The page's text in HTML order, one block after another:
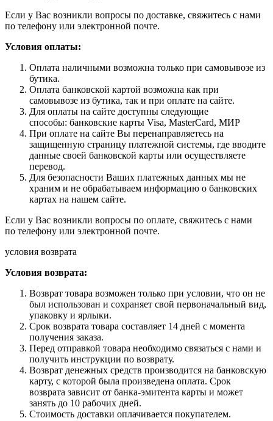
Если у Вас возникли вопросы по доставке, свяжитесь с нами
по телефону или электронной почте.
Условия оплаты:
Оплата наличными возможна только при самовывозе из
бутика.
Оплата банковской картой возможна как при
самовывозе из бутика, так и при оплате на сайте.
Для оплаты на сайте доступны следующие
способы: банковские карты Visa, MasterCard, МИР
При оплате на сайте Вы перенаправляетесь на
защищенную страницу платежной системы, где вводите
данные своей банковской карты или осуществляете
перевод.
Для безопасности Ваших платежных данных мы не
храним и не обрабатываем информацию о банковских
картах на нашем сайте.
Если у Вас возникли вопросы по оплате, свяжитесь с нами
по телефону или электронной почте.
условия возврата
Условия возврата:
Возврат товара возможен только при условии, что он не
был использован и сохраняет свой первоначальный вид,
упаковку и ярлыки.
Срок возврата товара составляет 14 дней с момента
получения заказа.
Перед отправкой товара необходимо связаться с нами и
получить инструкции по возврату.
Возврат денежных средств производится на банковскую
карту, с которой была произведена оплата. Срок
возврата зависит от банка-эмитента карты и может
занять до 10 рабочих дней.
Стоимость доставки оплачивается покупателем.